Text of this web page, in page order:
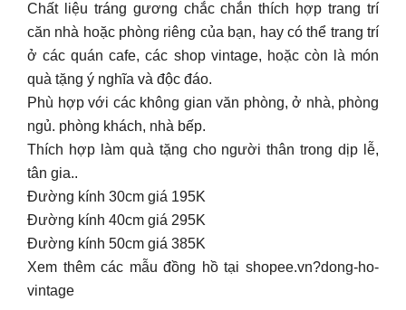
Chất liệu tráng gương chắc chắn thích hợp trang trí
căn nhà hoặc phòng riêng của bạn, hay có thể trang trí
ở các quán cafe, các shop vintage, hoặc còn là món
quà tặng ý nghĩa và độc đáo.
Phù hợp với các không gian văn phòng, ở nhà, phòng
ngủ. phòng khách, nhà bếp.
Thích hợp làm quà tặng cho người thân trong dịp lễ,
tân gia..
Đường kính 30cm giá 195K
Đường kính 40cm giá 295K
Đường kính 50cm giá 385K
Xem thêm các mẫu đồng hồ tại shopee.vn?dong-ho-
vintage